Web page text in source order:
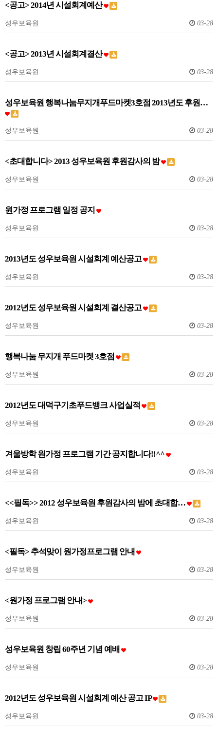
<공고> 2014년 시설회계예산
성우보육원 03-28
<공고> 2013년 시설회계결산
성우보육원 03-28
성우보육원 행복나눔무지개푸드마켓3호점 2013년도 후원…
성우보육원 03-28
<초대합니다> 2013 성우보육원 후원감사의 밤
성우보육원 03-28
원가정 프로그램 일정 공지
성우보육원 03-28
2013년도 성우보육원 시설회계 예산공고
성우보육원 03-28
2012년도 성우보육원 시설회계 결산공고
성우보육원 03-28
행복나눔 무지개 푸드마켓 3호점
성우보육원 03-28
2012년도 대덕구기초푸드뱅크 사업실적
성우보육원 03-28
겨울방학 원가정 프로그램 기간 공지합니다!!^^
성우보육원 03-28
<<필독>> 2012 성우보육원 후원감사의 밤에 초대합…
성우보육원 03-28
<필독> 추석맞이 원가정프로그램 안내
성우보육원 03-28
<원가정 프로그램 안내>
성우보육원 03-28
성우보육원 창립 60주년 기념 예배
성우보육원 03-28
2012년도 성우보육원 시설회계 예산 공고 IP
성우보육원 03-28